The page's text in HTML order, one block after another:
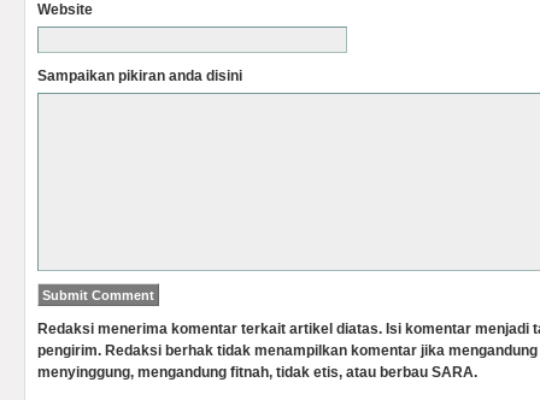
Website
Sampaikan pikiran anda disini
Redaksi menerima komentar terkait artikel diatas. Isi komentar menjadi
pengirim. Redaksi berhak tidak menampilkan komentar jika
menyinggung, mengandung fitnah, tidak etis, atau berbau SARA.